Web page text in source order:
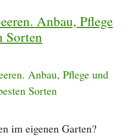
Anbau, Pflege
Sorten
im eigenen Garten?